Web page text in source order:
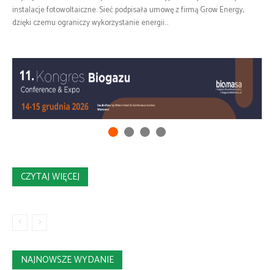
instalacje fotowoltaiczne. Sieć podpisała umowę z firmą Grow Energy,
dzięki czemu ograniczy wykorzystanie energii...
CZYTAJ WIĘCEJ
NAJNOWSZE WYDANIE